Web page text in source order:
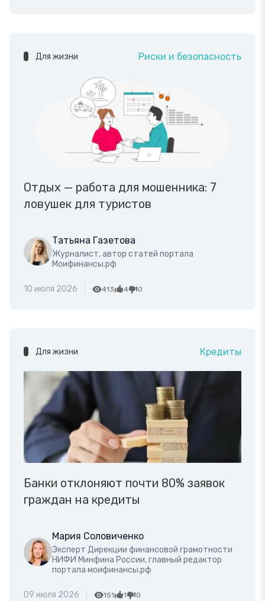
Для жизни Риски и безопасность
Отдых — работа для мошенника: 7
ловушек для туристов
Татьяна Газетова
Журналист, автор статей портала
Моифинансы.рф
10 июля 2026 413 4 0
Для жизни Кредиты
Банки отклоняют почти 80% заявок
граждан на кредиты
Мария Соловиченко
Эксперт Дирекции финансовой грамотности
НИФИ Минфина России, главный редактор
портала моифинансы.рф
09 июля 2026 151 1 0